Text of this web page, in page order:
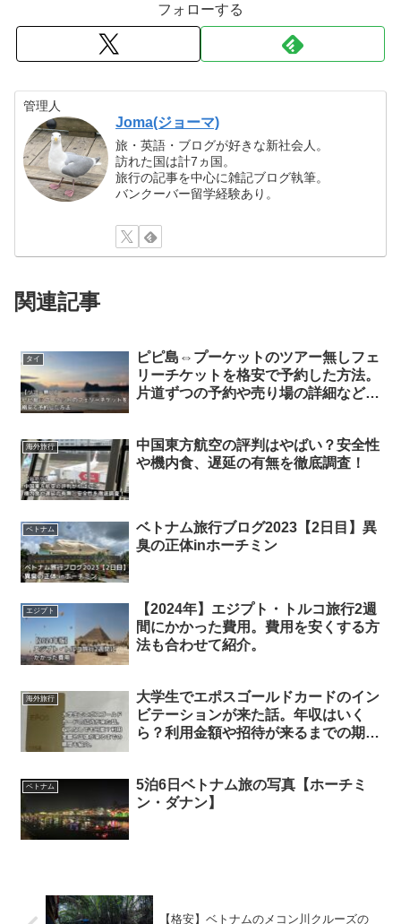
フォローする
管理人
Joma(ジョーマ)
旅・英語・ブログが好きな新社会人。
訪れた国は計7ヵ国。
旅行の記事を中心に雑記ブログ執筆。
バンクーバー留学経験あり。
関連記事
タイ
ピピ島⇔プーケットのツアー無しフェ
リーチケットを格安で予約した方法。
片道ずつの予約や売り場の詳細なども
海外旅行
中国東方航空の評判はやばい？安全性
や機内食、遅延の有無を徹底調査！
ベトナム
ベトナム旅行ブログ2023【2日目】異
臭の正体inホーチミン
エジプト
【2024年】エジプト・トルコ旅行2週
間にかかった費用。費用を安くする方
法も合わせて紹介。
海外旅行
大学生でエポスゴールドカードのイン
ビテーションが来た話。年収はいく
ら？利用金額や招待が来るまでの期間
ベトナム
5泊6日ベトナム旅の写真【ホーチミ
ン・ダナン】
【格安】ベトナムのメコン川クルーズの